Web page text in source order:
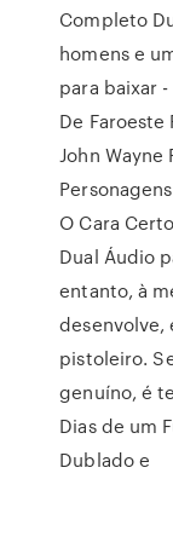
Completo
homens e
para baixar
De
John Wayne
O Cara
Dual Áudio
entanto, à
desenvolve,
pistoleiro.
genuíno, é
Dias de um
Dublado e